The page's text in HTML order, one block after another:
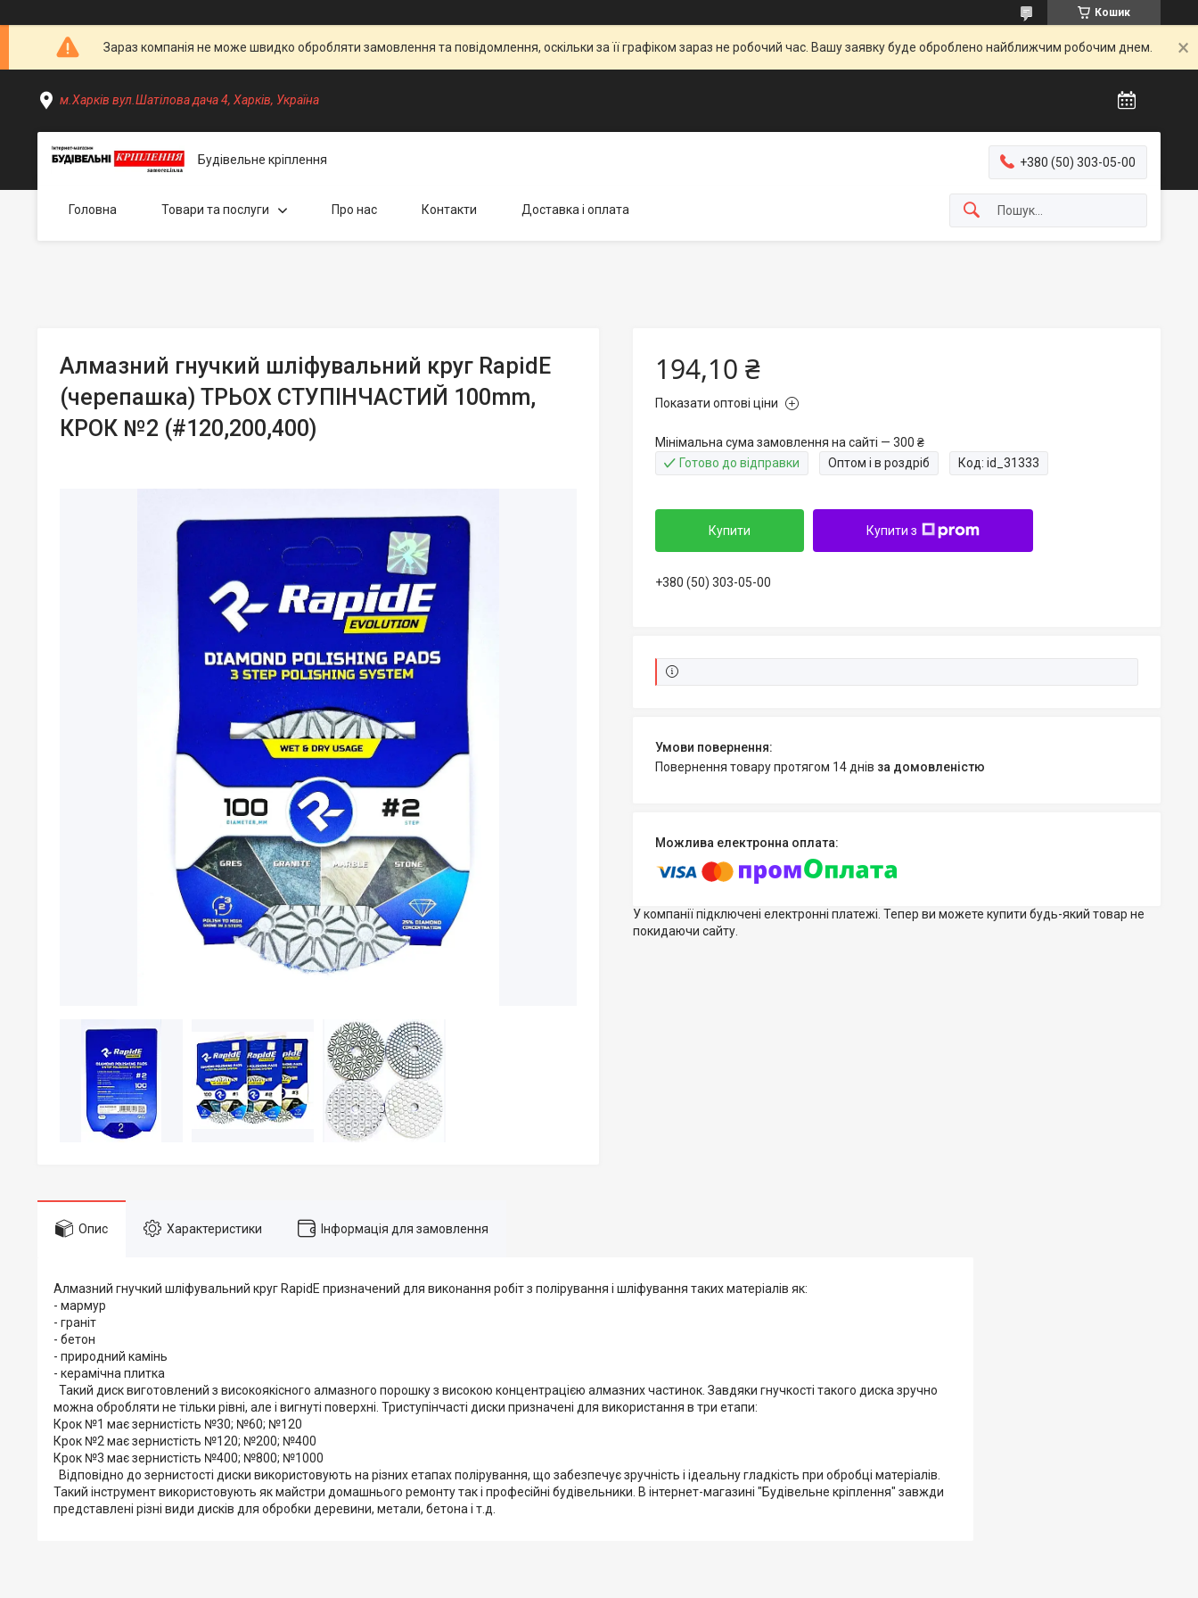
Кошик
Зараз компанія не може швидко обробляти замовлення та повідомлення, оскільки за її графіком зараз не робочий час. Вашу заявку буде оброблено найближчим робочим днем.
м.Харків вул.Шатілова дача 4, Харків, Україна
Будівельне кріплення +380 (50) 303-05-00
Головна Товари та послуги Про нас Контакти Доставка і оплата
Алмазний гнучкий шліфувальний круг RapidE
(черепашка) ТРЬОХ СТУПІНЧАСТИЙ 100mm,
КРОК №2 (#120,200,400)
194,10 ₴
Показати оптові ціни
Мінімальна сума замовлення на сайті — 300 ₴
Готово до відправки
Оптом і в роздріб Код: id_31333
Купити Купити з
+380 (50) 303-05-00
повернення товару протягом 14 днів за домовленістю
У компанії підключені електронні платежі. Тепер ви можете купити будь-який товар не
покидаючи сайту.
Опис Характеристики Інформація для замовлення
Алмазний гнучкий шліфувальний круг RapidE призначений для виконання робіт з полірування і шліфування таких матеріалів як:
- мармур
- граніт
- бетон
- природний камінь
- керамічна плитка
Такий диск виготовлений з високоякісного алмазного порошку з високою концентрацією алмазних частинок. Завдяки гнучкості такого диска зручно
можна обробляти не тільки рівні, але і вигнуті поверхні. Триступінчасті диски призначені для використання в три етапи:
Крок №1 має зернистість №30; №60; №120
Крок №2 має зернистість №120; №200; №400
Крок №3 має зернистість №400; №800; №1000
Відповідно до зернистості диски використовують на різних етапах полірування, що забезпечує зручність і ідеальну гладкість при обробці матеріалів.
Такий інструмент використовують як майстри домашнього ремонту так і професійні будівельники. В інтернет-магазині "Будівельне кріплення" завжди
представлені різні види дисків для обробки деревини, метали, бетона і т.д.